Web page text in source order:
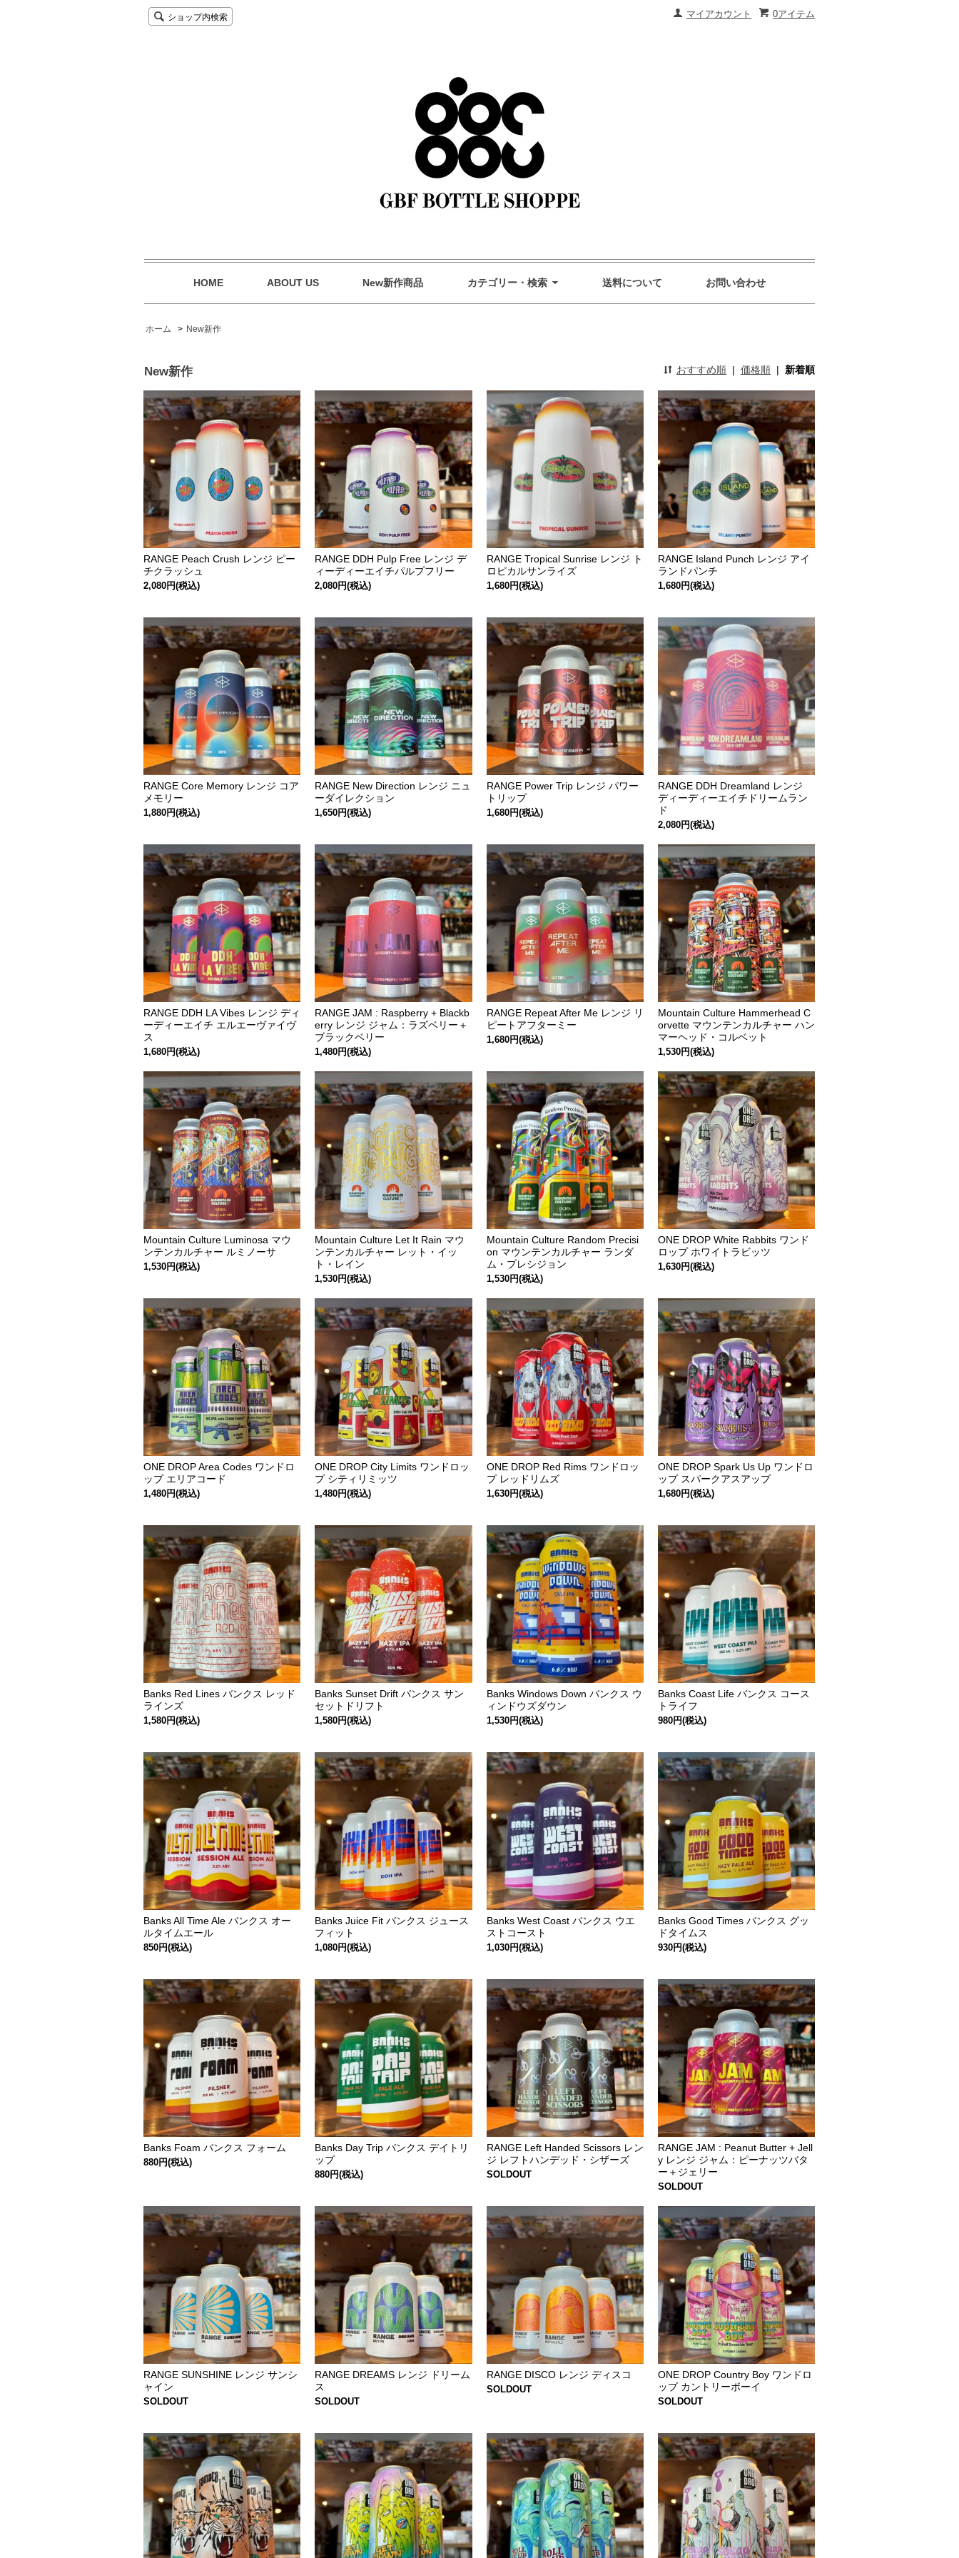
0アイテム
マイアカウント
ショップ内検索
HOME ABOUT US New新作商品 カテゴリー・検索 送料について お問い合わせ
ホーム > New新作
New新作 おすすめ順 | 価格順 | 新着順
RANGE Peach Crush レンジ ピー
チクラッシュ
2,080円(税込)
RANGE DDH Pulp Free レンジ デ
ィーディーエイチパルプフリー
2,080円(税込)
RANGE Tropical Sunrise レンジ ト
ロピカルサンライズ
1,680円(税込)
RANGE Island Punch レンジ アイ
ランドパンチ
1,680円(税込)
RANGE Core Memory レンジ コア
メモリー
1,880円(税込)
RANGE New Direction レンジ ニュ
ーダイレクション
1,650円(税込)
RANGE Power Trip レンジ パワー
トリップ
1,680円(税込)
RANGE DDH Dreamland レンジ
ディーディーエイチドリームラン
ド
2,080円(税込)
RANGE DDH LA Vibes レンジ ディ
ーディーエイチ エルエーヴァイヴ
ス
1,680円(税込)
RANGE JAM : Raspberry + Blackb
erry レンジ ジャム：ラズベリー＋
ブラックベリー
1,480円(税込)
RANGE Repeat After Me レンジ リ
ピートアフターミー
1,680円(税込)
Mountain Culture Hammerhead C
orvette マウンテンカルチャー ハン
マーヘッド・コルベット
1,530円(税込)
Mountain Culture Luminosa マウ
ンテンカルチャー ルミノーサ
1,530円(税込)
Mountain Culture Let It Rain マウ
ンテンカルチャー レット・イッ
ト・レイン
1,530円(税込)
Mountain Culture Random Precisi
on マウンテンカルチャー ランダ
ム・プレシジョン
1,530円(税込)
ONE DROP White Rabbits ワンド
ロップ ホワイトラビッツ
1,630円(税込)
ONE DROP Area Codes ワンドロ
ップ エリアコード
1,480円(税込)
ONE DROP City Limits ワンドロッ
プ シティリミッツ
1,480円(税込)
ONE DROP Red Rims ワンドロッ
プ レッドリムズ
1,630円(税込)
ONE DROP Spark Us Up ワンドロ
ップ スパークアスアップ
1,680円(税込)
Banks Red Lines バンクス レッド
ラインズ
1,580円(税込)
Banks Sunset Drift バンクス サン
セットドリフト
1,580円(税込)
Banks Windows Down バンクス ウ
ィンドウズダウン
1,530円(税込)
Banks Coast Life バンクス コース
トライフ
980円(税込)
Banks All Time Ale バンクス オー
ルタイムエール
850円(税込)
Banks Juice Fit バンクス ジュース
フィット
1,080円(税込)
Banks West Coast バンクス ウエ
ストコースト
1,030円(税込)
Banks Good Times バンクス グッ
ドタイムス
930円(税込)
Banks Foam バンクス フォーム
880円(税込)
Banks Day Trip バンクス デイトリ
ップ
880円(税込)
RANGE Left Handed Scissors レン
ジ レフトハンデッド・シザーズ
SOLDOUT
RANGE JAM : Peanut Butter + Jell
y レンジ ジャム：ピーナッツバタ
ー＋ジェリー
SOLDOUT
RANGE SUNSHINE レンジ サンシ
ャイン
SOLDOUT
RANGE DREAMS レンジ ドリーム
ス
SOLDOUT
RANGE DISCO レンジ ディスコ
SOLDOUT
ONE DROP Country Boy ワンドロ
ップ カントリーボーイ
SOLDOUT